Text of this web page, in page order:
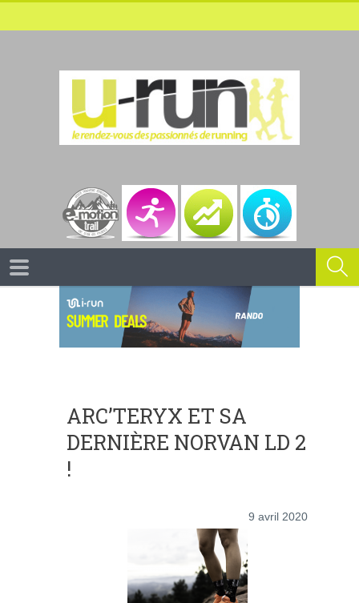
ARC’TERYX ET SA
DERNIÈRE NORVAN LD 2
!
9 avril 2020